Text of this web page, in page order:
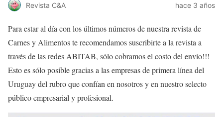
Revista C&A hace 3 años
Para estar al día con los últimos números de nuestra revista de
Carnes y Alimentos te recomendamos suscribirte a la revista a
través de las redes ABITAB, sólo cobramos el costo del envío!!!
Esto es sólo posible gracias a las empresas de primera línea del
Uruguay del rubro que confían en nosotros y en nuestro selecto
público empresarial y profesional.